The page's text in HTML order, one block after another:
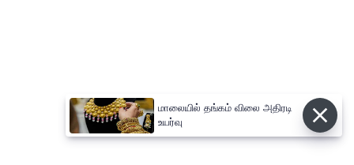
மாலையில் தங்கம் விலை அதிரடி
உயர்வு